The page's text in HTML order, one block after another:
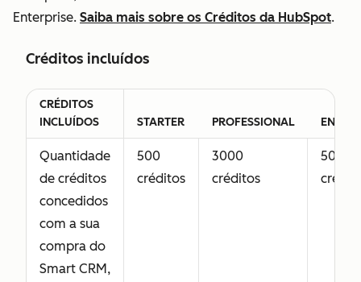
Enterprise,
recursos
desenvolvidos
para equipes
atendimento. A
também inclui
Enterprise. Saiba mais sobre os Créditos da HubSpot.
Créditos incluídos
CRÉDITOS
INCLUÍDOS
STARTER PROFESSIONAL
Quantidade
de créditos
concedidos
com a sua
compra do
Smart CRM,
500
créditos
3000
créditos
5000